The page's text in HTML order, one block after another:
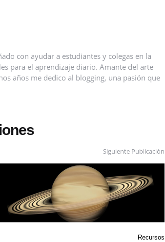
con ayudar a estudiantes y colegas en la
para el aprendizaje diario. Amante del arte
años me dedico al blogging, una pasión que
Siguiente Publicación
Recursos